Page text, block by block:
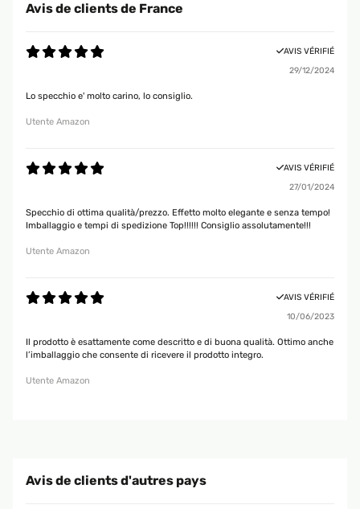
Avis de clients de France
AVIS VÉRIFIÉ
29/12/2024
Lo specchio e' molto carino, lo consiglio.
Utente Amazon
AVIS VÉRIFIÉ
27/01/2024
Specchio di ottima qualità/prezzo. Effetto molto elegante e senza tempo!
Imballaggio e tempi di spedizione Top!!!!!! Consiglio assolutamente!!!
Utente Amazon
AVIS VÉRIFIÉ
10/06/2023
Il prodotto è esattamente come descritto e di buona qualità. Ottimo anche
l’imballaggio che consente di ricevere il prodotto integro.
Utente Amazon
Avis de clients d'autres pays